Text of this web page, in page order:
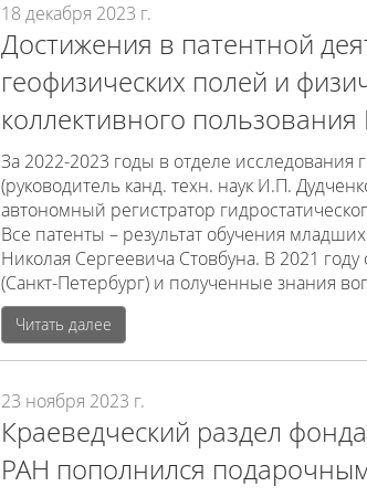
18 декабря 2023 г.
Достижения в патентной
геофизических полей и
коллективного
За 2022-2023 годы в отделе
(руководитель канд. техн. наук И.П.
автономный регистратор
Все патенты – результат обучения
Николая Сергеевича Стовбуна. В 2021
(Санкт-Петербург) и полученные знания
Читать далее
23 ноября 2023 г.
Краеведческий раздел
РАН пополнился